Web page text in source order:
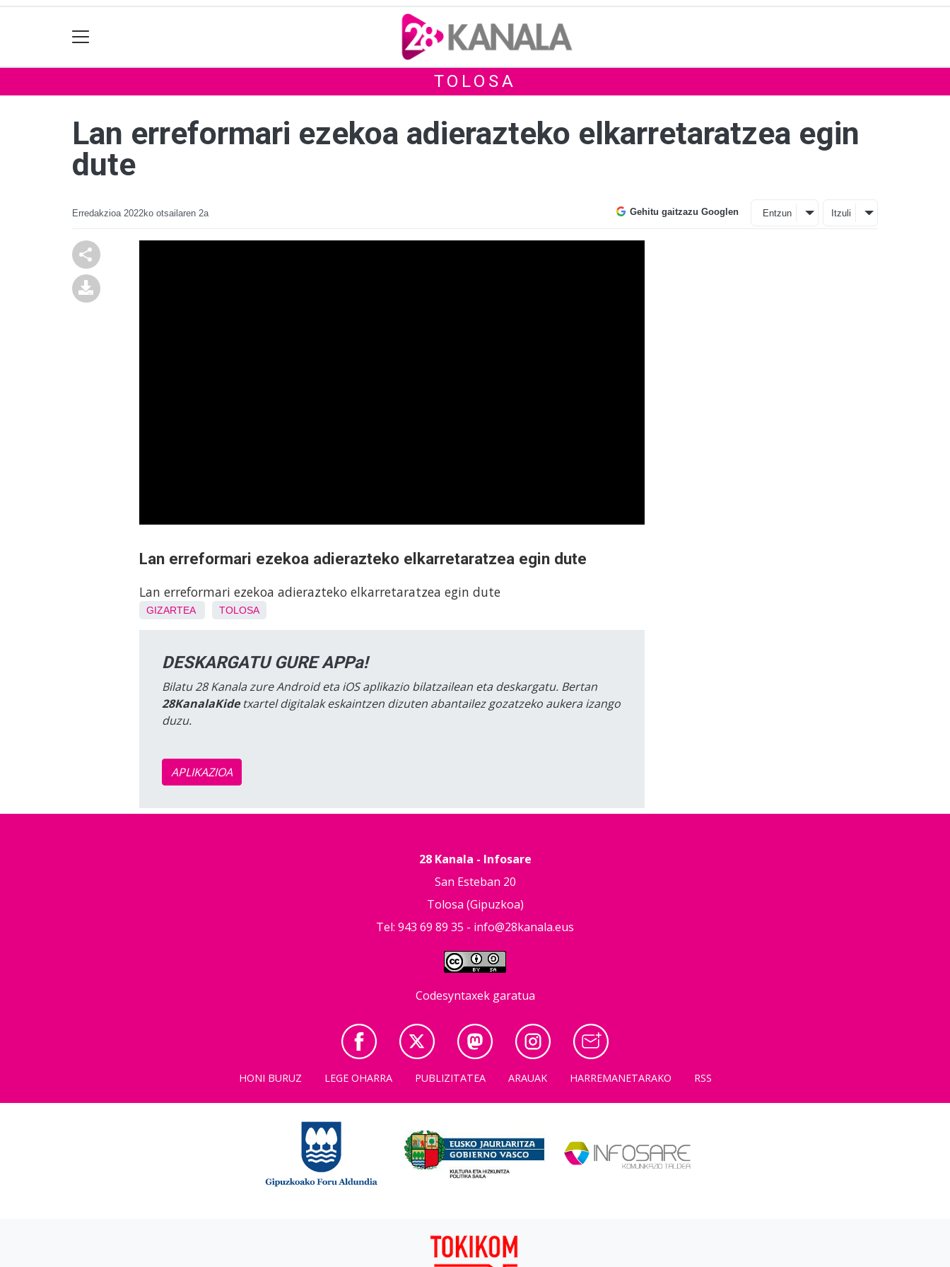
TOLOSA
Lan erreformari ezekoa adierazteko elkarretaratzea egin
dute
Erredakzioa 2022ko otsailaren 2a Gehitu gaitzazu Googlen Entzun Itzuli
Lan erreformari ezekoa adierazteko elkarretaratzea egin dute
Lan erreformari ezekoa adierazteko elkarretaratzea egin dute
GIZARTEA TOLOSA
DESKARGATU GURE APPa!
Bilatu 28 Kanala zure Android eta iOS aplikazio bilatzailean eta deskargatu. Bertan
28KanalaKidetxartel digitalak eskaintzen dizuten abantailez gozatzeko aukera izango
duzu.
APLIKAZIOA
28 Kanala - Infosare
San Esteban 20
Tolosa (Gipuzkoa)
Tel: 943 69 89 35 - info@28kanala.eus
Codesyntaxek garatua
HONI BURUZ LEGE OHARRA PUBLIZITATEA ARAUAK HARREMANETARAKO RSS